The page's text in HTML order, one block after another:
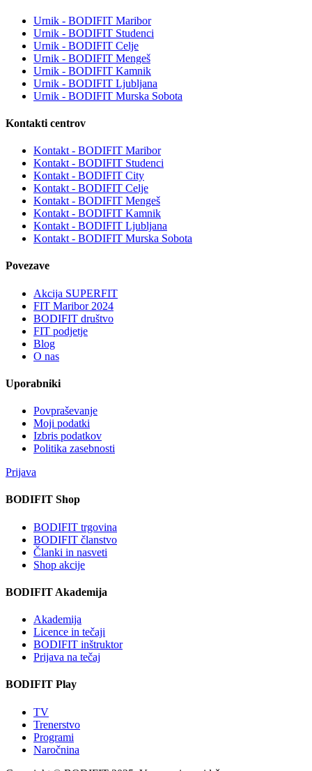
Urnik - BODIFIT Maribor
Urnik - BODIFIT Studenci
Urnik - BODIFIT Celje
Urnik - BODIFIT Mengeš
Urnik - BODIFIT Kamnik
Urnik - BODIFIT Ljubljana
Urnik - BODIFIT Murska Sobota
Kontakti centrov
Kontakt - BODIFIT Maribor
Kontakt - BODIFIT Studenci
Kontakt - BODIFIT City
Kontakt - BODIFIT Celje
Kontakt - BODIFIT Mengeš
Kontakt - BODIFIT Kamnik
Kontakt - BODIFIT Ljubljana
Kontakt - BODIFIT Murska Sobota
Povezave
Akcija SUPERFIT
FIT Maribor 2024
BODIFIT društvo
FIT podjetje
Blog
O nas
Uporabniki
Povpraševanje
Moji podatki
Izbris podatkov
Politika zasebnosti
Prijava
BODIFIT Shop
BODIFIT trgovina
BODIFIT članstvo
Članki in nasveti
Shop akcije
BODIFIT Akademija
Akademija
Licence in tečaji
BODIFIT inštruktor
Prijava na tečaj
BODIFIT Play
TV
Trenerstvo
Programi
Naročnina